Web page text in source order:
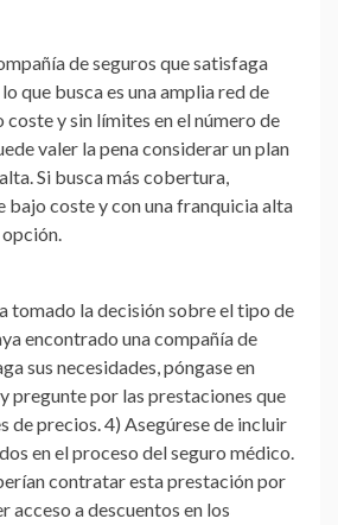
de seguros que satisfaga
que busca es una amplia red de
y sin límites en el número de
valer la pena considerar un plan
Si busca más cobertura,
bajo coste y con una franquicia alta
tomado la decisión sobre el tipo de
encontrado una compañía de
sus necesidades, póngase en
pregunte por las prestaciones que
de precios. 4) Asegúrese de incluir
en el proceso del seguro médico.
contratar esta prestación por
acceso a descuentos en los